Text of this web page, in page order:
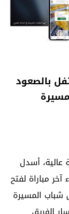
بالصعود
عالية، أسدل
مباراة لفتح
شباب المسيرة